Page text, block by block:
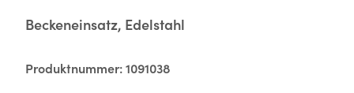
Beckeneinsatz, Edelstahl
Produktnummer:1091038